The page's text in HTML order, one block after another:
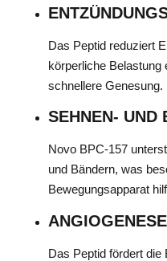
Das Peptid reduziert
körperliche Belastung
schnellere Genesung.
SEHNEN- UND
Novo BPC-157
und Bändern, was
Bewegungsapparat
Das Peptid fördert die